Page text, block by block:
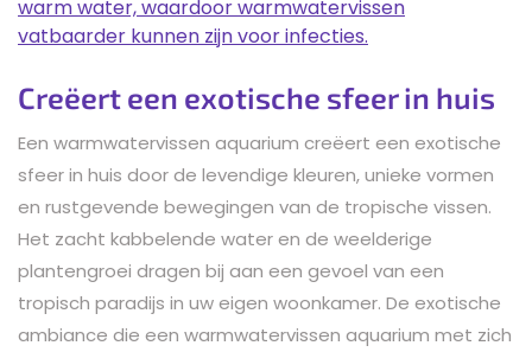
warm water, waardoor warmwatervissen
vatbaarder kunnen zijn voor infecties.
Creëert een exotische sfeer in huis
Een warmwatervissen aquarium creëert een exotische
sfeer in huis door de levendige kleuren, unieke vormen
en rustgevende bewegingen van de tropische vissen.
Het zacht kabbelende water en de weelderige
plantengroei dragen bij aan een gevoel van een
tropisch paradijs in uw eigen woonkamer. De exotische
ambiance die een warmwatervissen aquarium met zich